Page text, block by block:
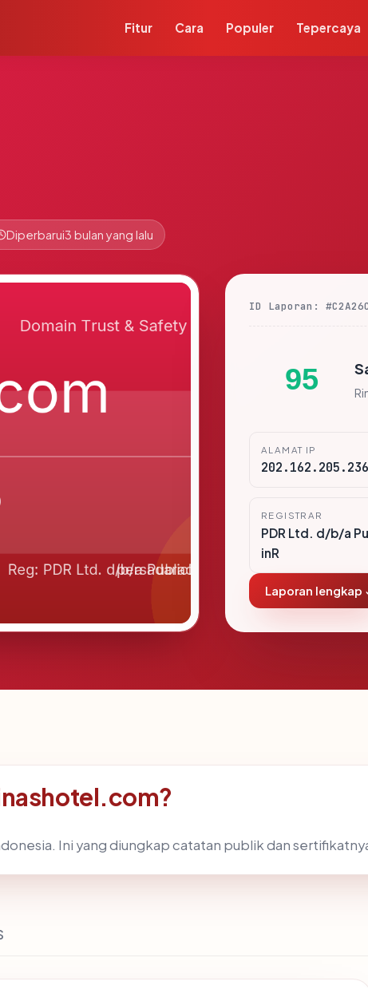
Fitur Cara Populer Tepercaya
Diperbarui3 bulan yang lalu
ID Laporan:
95
ALAMAT IP
202.162.205.236
REGISTRAR
PDR Ltd. d/b/a
inR
Laporan lengkap
Ini yang diungkap catatan publik dan